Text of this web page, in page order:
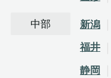
中部 新潟
福井
静岡